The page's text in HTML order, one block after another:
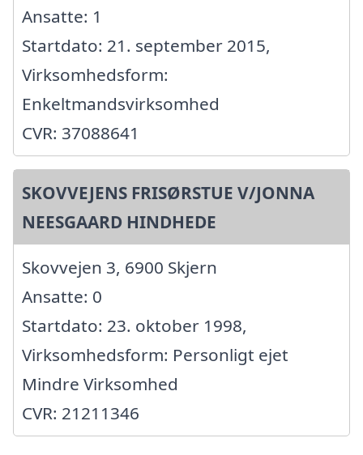
Ansatte: 1
Startdato: 21. september 2015,
Virksomhedsform:
Enkeltmandsvirksomhed
CVR: 37088641
SKOVVEJENS FRISØRSTUE V/JONNA
NEESGAARD HINDHEDE
Skovvejen 3, 6900 Skjern
Ansatte: 0
Startdato: 23. oktober 1998,
Virksomhedsform: Personligt ejet
Mindre Virksomhed
CVR: 21211346